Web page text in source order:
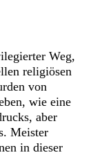
Weg,
religiösen
von
wie eine
aber
Meister
in dieser